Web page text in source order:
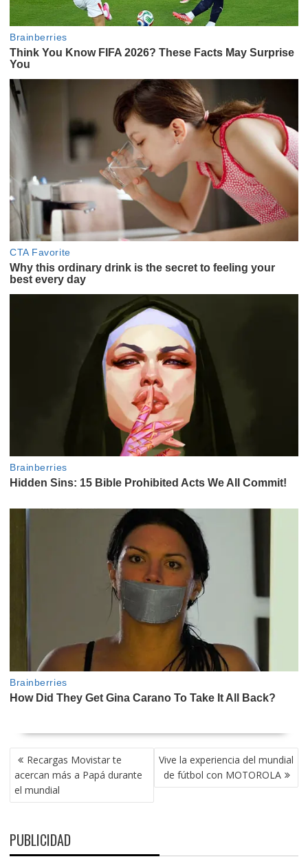
NAVEGACIÓN
DE
ENTRADAS
Recargas Movistar te
acercan más a Papá durante
el mundial
Vive la experiencia del mundial
de fútbol con MOTOROLA
PUBLICIDAD